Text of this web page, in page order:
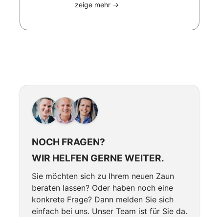
zeige mehr →
NOCH FRAGEN?
WIR HELFEN GERNE WEITER.
Sie möchten sich zu Ihrem neuen Zaun
beraten lassen? Oder haben noch eine
konkrete Frage? Dann melden Sie sich
einfach bei uns. Unser Team ist für Sie da.